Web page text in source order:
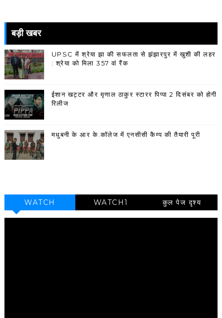
बड़ी खबर
UPSC में श्रेया झा की सफलता से झंझारपुर में खुशी की लहर
: श्रेया को मिला 357 वां रैंक
ईशान खट्टर और मृणाल ठाकुर स्टारर पिप्पा 2 दिसंबर को होगी
रिलीज
मधुबनी के आर के.कॉलेज में एनसीसी कैम्प की तैयारी पूरी
WATCH WATCH1 कुल पेज दृश्य